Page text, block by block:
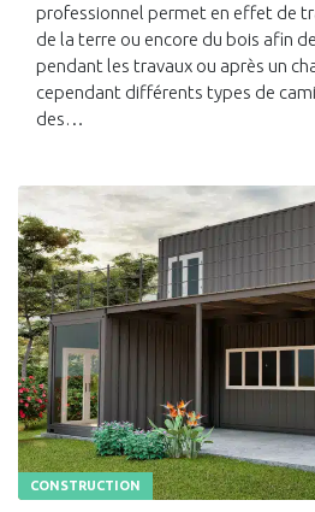
professionnel permet en effet de
de la terre ou encore du bois afin
pendant les travaux ou après un
cependant différents types de
des…
CONSTRUCTION